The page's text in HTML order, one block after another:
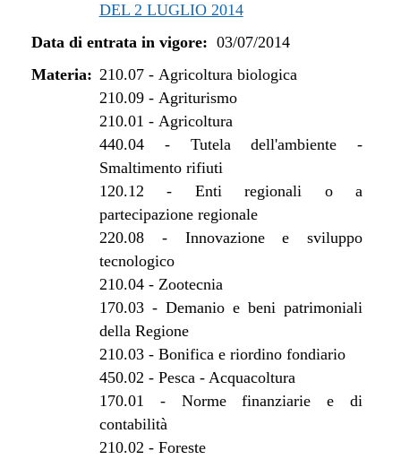
DEL 2 LUGLIO 2014
Data di entrata in vigore: 03/07/2014
Materia: 210.07- Agricoltura biologica
210.09- Agriturismo
210.01 - Agricoltura
440.04- Tutela dell'ambiente -
Smaltimento rifiuti
120.12 - Enti regionali o a
partecipazione regionale
220.08- Innovazione e sviluppo
tecnologico
210.04- Zootecnia
170.03- Demanio e beni patrimoniali
della Regione
210.03- Bonifica e riordino fondiario
450.02 - Pesca - Acquacoltura
170.01 - Norme finanziarie e di
contabilità
210.02 - Foreste